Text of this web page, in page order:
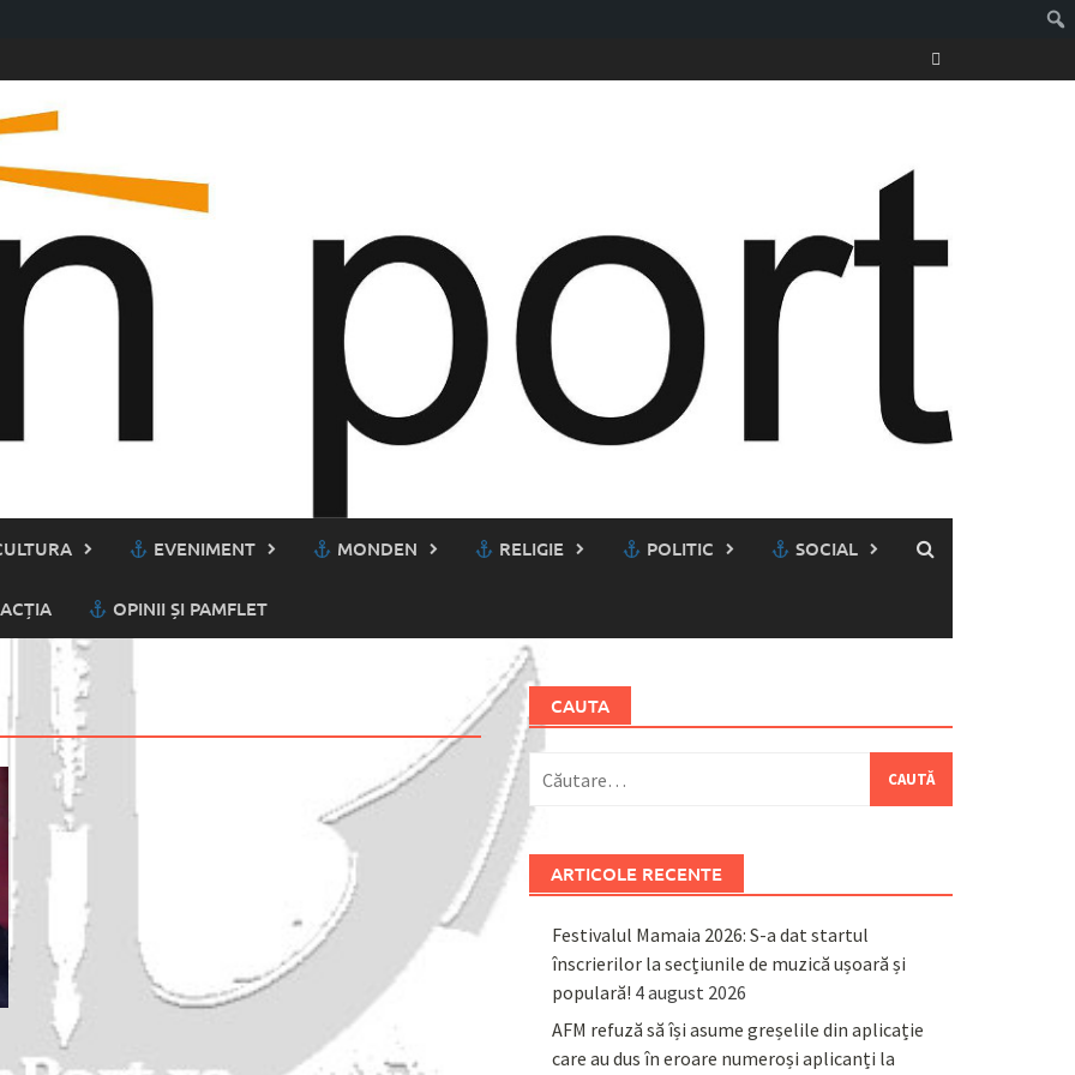
EVENIMENT MONDEN RELIGIE POLITIC SOCIAL
OPINII ȘI PAMFLET
CAUTA
după:
ARTICOLE RECENTE
Festivalul Mamaia 2026: S-a dat startul
înscrierilor la secțiunile de muzică ușoară și
populară! 4 august 2026
AFM refuză să își asume greșelile din aplicație
care au dus în eroare numeroși aplicanți la